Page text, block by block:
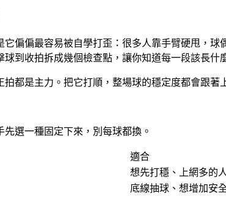
偏偏最容易被自學打歪：很多人靠手臂硬甩，
到收拍拆成幾個檢查點，讓你知道每一段該長什
都是主力。把它打順，整場球的穩定度都會跟著
選一種固定下來，別每球都換。
適合
想先打穩、上網多的人
底線抽球、想增加安